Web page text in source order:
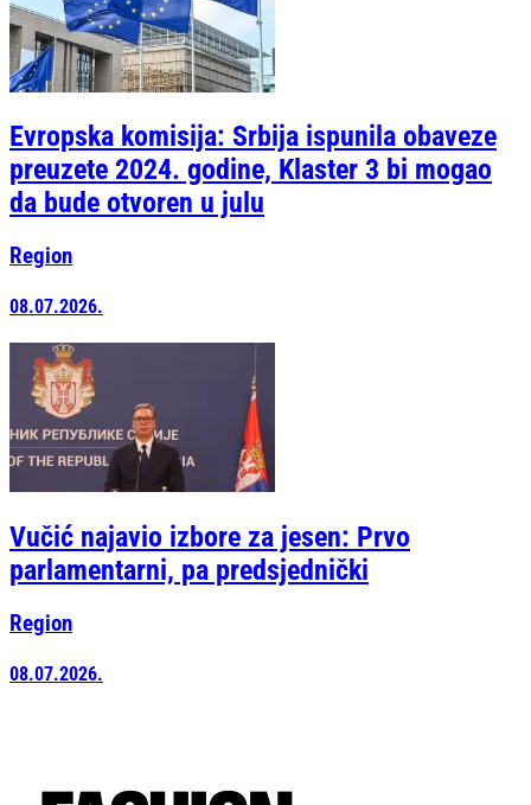
Evropska komisija: Srbija ispunila obaveze
preuzete 2024. godine, Klaster 3 bi mogao
da bude otvoren u julu
Region
08.07.2026.
Vučić najavio izbore za jesen: Prvo
parlamentarni, pa predsjednički
Region
08.07.2026.